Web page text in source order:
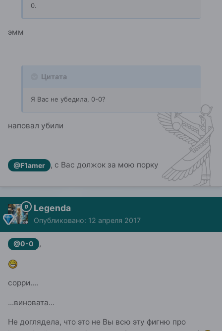
0.
эмм
Цитата
Я Вас не убедила, 0-0?
наповал убили
@F1amer , с Вас должок за мою порку
Legenda
Опубликовано: 12 апреля 2017
@0-0 ,
сорри....
...виновата...
Не доглядела, что это не Вы всю эту фигню про